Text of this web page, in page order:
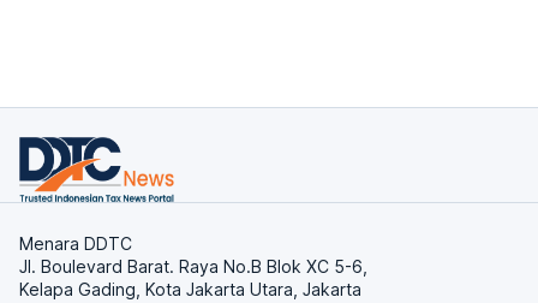
Menara DDTC
Jl. Boulevard Barat. Raya No.B Blok XC 5-6,
Kelapa Gading, Kota Jakarta Utara, Jakarta